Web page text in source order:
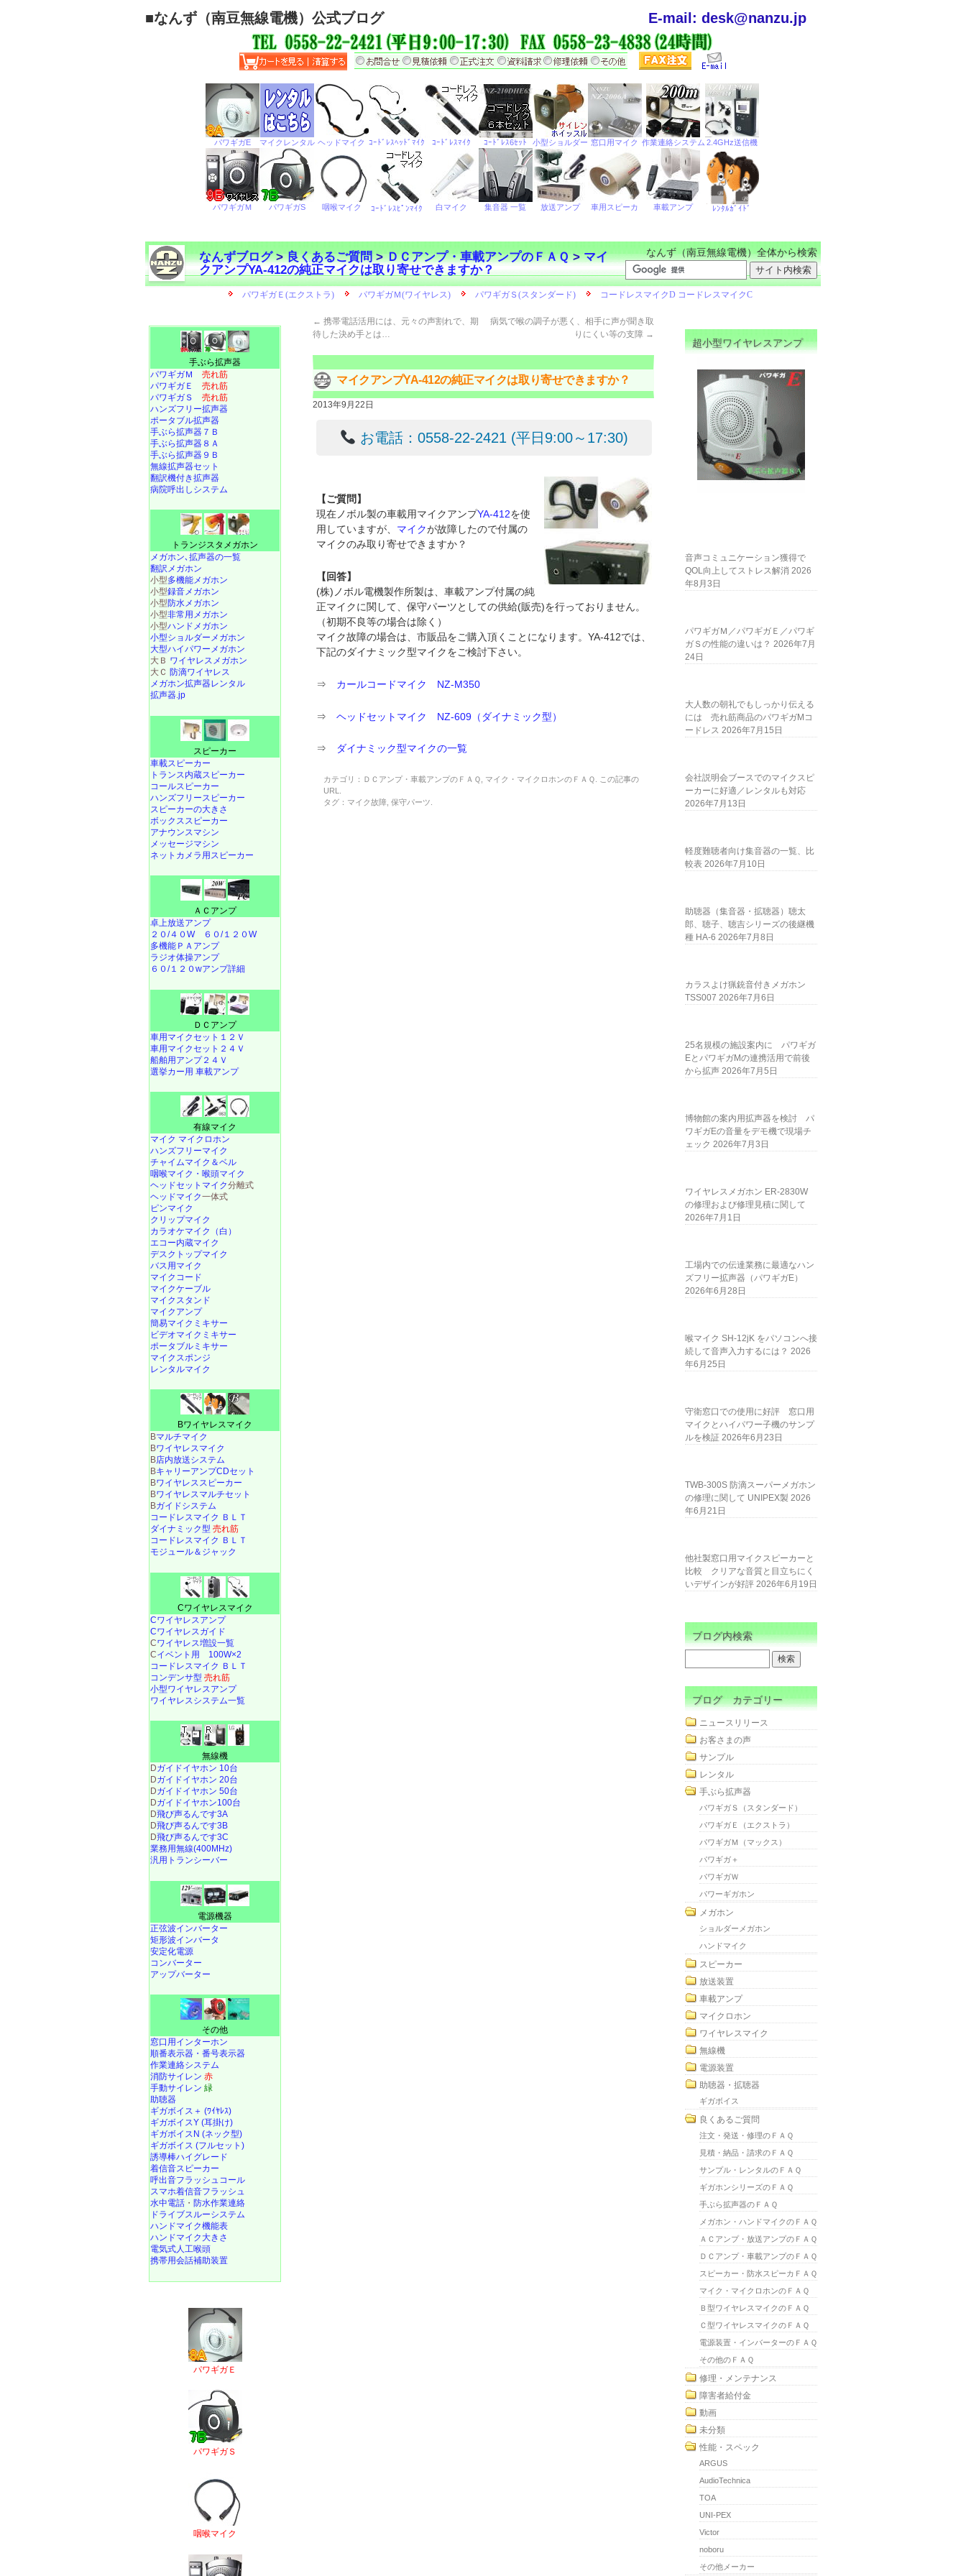
■なんず（南豆無線電機）公式ブログ E-mail: desk@nanzu.jp
なんずブログ>良くあるご質問>ＤＣアンプ・車載アンプのＦＡＱ>マイ
クアンプYA-412の純正マイクは取り寄せできますか？
なんず（南豆無線電機）全体から検索
← 携帯電話活用には、元々の声割れで、期
待した決め手とは…
病気で喉の調子が悪く、相手に声が聞き取
りにくい等の支障 →
マイクアンプYA-412の純正マイクは取り寄せできますか？
2013年9月22日
お電話：0558-22-2421 (平日9:00～17:30)
【ご質問】
現在ノボル製の車載用マイクアンプYA-412を使
用していますが、 マイクが故障したので付属の
マイクのみ取り寄せできますか？
【回答】
(株)ノボル電機製作所製は、車載アンプ付属の純
正マイクに関して、保守パーツとしての供給(販売)を行っておりません。
（初期不良等の場合は除く）
マイク故障の場合は、市販品をご購入頂くことになります。YA-412では、
下記のダイナミック型マイクをご検討下さい。
⇒ カールコードマイク NZ-M350
⇒ヘッドセットマイク NZ-609（ダイナミック型）
⇒ ダイナミック型マイクの一覧
カテゴリ： ＤＣアンプ・車載アンプのＦＡＱ マイク・マイクロホンのＦＡＱ . この記事の
URL
タグ： マイク故障 ,保守パーツ
手ぶら拡声器
パワギガＭ 売れ筋
パワギガＥ 売れ筋
パワギガＳ 売れ筋
ハンズフリー拡声器
ポータブル拡声器
手ぶら拡声器７Ｂ
手ぶら拡声器８Ａ
手ぶら拡声器９Ｂ
無線拡声器セット
翻訳機付き拡声器
病院呼出しシステム
トランジスタメガホン
メガホン､拡声器の一覧
翻訳メガホン
小型多機能メガホン
小型録音メガホン
小型防水メガホン
小型非常用メガホン
小型ハンドメガホン
小型ショルダーメガホン
大型ハイパワーメガホン
大Ｂ ワイヤレスメガホン
大Ｃ 防滴ワイヤレス
メガホン拡声器レンタル
拡声器.jp
スピーカー
車載スピーカー
トランス内蔵スピーカー
コールスピーカー
ハンズフリースピーカー
スピーカーの大きさ
ボックススピーカー
アナウンスマシン
メッセージマシン
ネットカメラ用スピーカー
ＡＣアンプ
卓上放送アンプ
２０/４０W
６０/１２０W
多機能ＰＡアンプ
ラジオ体操アンプ
６０/１２０wアンプ詳細
ＤＣアンプ
車用マイクセット１２Ｖ
車用マイクセット２４Ｖ
船舶用アンプ２４Ｖ
選挙カー用 車載アンプ
有線マイク
マイク マイクロホン
ハンズフリーマイク
チャイムマイク＆ベル
咽喉マイク・喉頭マイク
ヘッドセットマイク分離式
ヘッドマイク一体式
ピンマイク
クリップマイク
カラオケマイク（白）
エコー内蔵マイク
デスクトップマイク
バス用マイク
マイクコード
マイクケーブル
マイクスタンド
マイクアンプ
簡易マイクミキサー
ビデオマイクミキサー
ポータブルミキサー
マイクスポンジ
レンタルマイク
Bワイヤレスマイク
Bマルチマイク
Bワイヤレスマイク
B店内放送システム
BキャリーアンプCDセット
Bワイヤレススピーカー
Bワイヤレスマルチセット
Bガイドシステム
コードレスマイク ＢＬＴ
ダイナミック型 売れ筋
コードレスマイク ＢＬＴ
モジュール＆ジャック
Cワイヤレスマイク
Cワイヤレスアンプ
Cワイヤレスガイド
Cワイヤレス増設一覧
Cイベント用 100W×2
コードレスマイク ＢＬＴ
コンデンサ型 売れ筋
小型ワイヤレスアンプ
ワイヤレスシステム一覧
無線機
Dガイドイヤホン 10台
Dガイドイヤホン 20台
Dガイドイヤホン 50台
Dガイドイヤホン100台
D飛び声るんです3A
D飛び声るんです3B
D飛び声るんです3C
業務用無線(400MHz)
汎用トランシーバー
電源機器
正弦波インバーター
矩形波インバータ
安定化電源
コンバーター
アップバーター
その他
窓口用インターホン
順番表示器・番号表示器
作業連絡システム
消防サイレン 赤
手動サイレン 緑
助聴器
ギガボイス＋ (ﾜｲﾔﾚｽ)
ギガボイスY (耳掛け)
ギガボイスN (ネック型)
ギガボイス (フルセット)
誘導棒ハイグレード
着信音スピーカー
呼出音フラッシュコール
スマホ着信音フラッシュ
水中電話 ・ 防水作業連絡
ドライブスルーシステム
ハンドマイク機能表
ハンドマイク大きさ
電気式人工喉頭
携帯用会話補助装置
パワギガＥ
パワギガＳ
咽喉マイク
超小型ワイヤレスアンプ
音声コミュニケーション獲得で
QOL向上してストレス解消 2026
年8月3日
パワギガＭ／パワギガＥ／パワギ
ガＳの性能の違いは？ 2026年7月
24日
大人数の朝礼でもしっかり伝える
には 売れ筋商品のパワギガMコ
ードレス 2026年7月15日
会社説明会ブースでのマイクスピ
ーカーに好適／レンタルも対応
2026年7月13日
軽度難聴者向け集音器の一覧、比
較表 2026年7月10日
助聴器（集音器・拡聴器）聴太
郎、聴子、聴吉シリーズの後継機
種 HA-6 2026年7月8日
カラスよけ猟銃音付きメガホン
TSS007 2026年7月6日
25名規模の施設案内に パワギガ
EとパワギガMの連携活用で前後
から拡声 2026年7月5日
博物館の案内用拡声器を検討 パ
ワギガEの音量をデモ機で現場チ
ェック 2026年7月3日
ワイヤレスメガホン ER-2830W
の修理および修理見積に関して
2026年7月1日
工場内での伝達業務に最適なハン
ズフリー拡声器（パワギガE）
2026年6月28日
喉マイク SH-12jK をパソコンへ接
続して音声入力するには？ 2026
年6月25日
守衛窓口での使用に好評 窓口用
マイクとハイパワー子機のサンプ
ルを検証 2026年6月23日
TWB-300S 防滴スーパーメガホン
の修理に関して UNIPEX製 2026
年6月21日
他社製窓口用マイクスピーカーと
比較 クリアな音質と目立ちにく
いデザインが好評 2026年6月19日
ブログ内検索
ブログ カテゴリー
ニュースリリース
お客さまの声
サンプル
レンタル
手ぶら拡声器
パワギガＳ（スタンダード）
パワギガＥ（エクストラ）
パワギガＭ（マックス）
パワギガ＋
パワギガＷ
パワーギガホン
メガホン
ショルダーメガホン
ハンドマイク
スピーカー
放送装置
車載アンプ
マイクロホン
ワイヤレスマイク
無線機
電源装置
助聴器・拡聴器
ギガボイス
良くあるご質問
注文・発送・修理のＦＡＱ
見積・納品・請求のＦＡＱ
サンプル・レンタルのＦＡＱ
ギガホンシリーズのＦＡＱ
手ぶら拡声器のＦＡＱ
メガホン・ハンドマイクのＦＡＱ
ＡＣアンプ・放送アンプのＦＡＱ
ＤＣアンプ・車載アンプのＦＡＱ
スピーカー・防水スピーカＦＡＱ
マイク・マイクロホンのＦＡＱ
Ｂ型ワイヤレスマイクのＦＡＱ
Ｃ型ワイヤレスマイクのＦＡＱ
電源装置・インバーターのＦＡＱ
その他のＦＡＱ
修理・メンテナンス
障害者給付金
動画
未分類
性能・スペック
ARGUS
AudioTechnica
TOA
UNI-PEX
Victor
noboru
その他メーカー